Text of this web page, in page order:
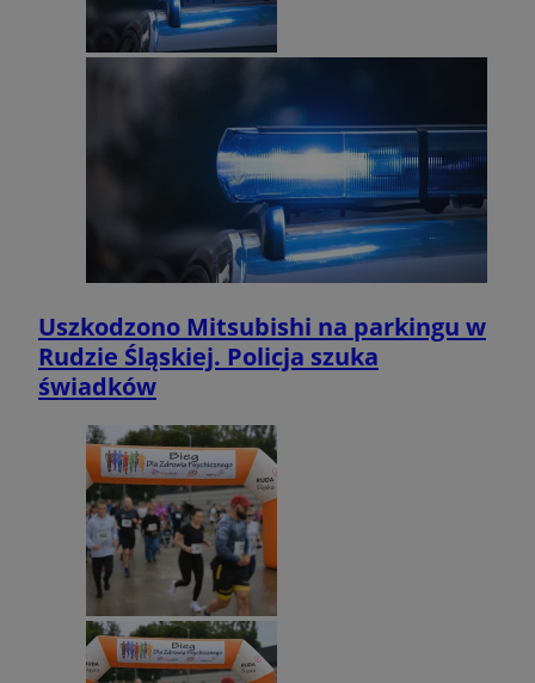
Uszkodzono Mitsubishi na parkingu w
Rudzie Śląskiej. Policja szuka
świadków